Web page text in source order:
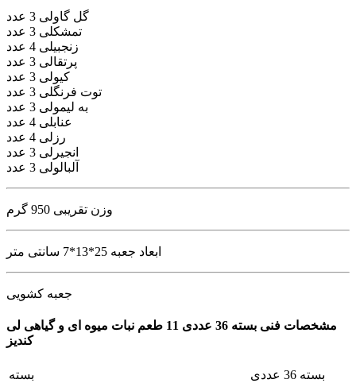
گل گاولی 3 عدد
تمشکلی 3 عدد
زنجبیلی 4 عدد
پرتقالی 3 عدد
کیولی 3 عدد
توت فرنگلی 3 عدد
به لیمولی 3 عدد
عنابلی 4 عدد
رزلی 4 عدد
انجیرلی 3 عدد
آلبالولی 3 عدد
وزن تقریبی 950 گرم
ابعاد جعبه 25*13*7 سانتی متر
جعبه کشویی
مشخصات فنی بسته 36 عددی 11 طعم نبات میوه ای و گیاهی لی
کندیز
بسته بسته 36 عددی